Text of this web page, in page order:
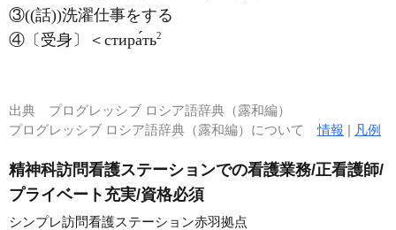
③((話))洗濯仕事をする
④〔受身〕＜стира́ть2
出典 プログレッシブ ロシア語辞典（露和編）
プログレッシブ ロシア語辞典（露和編）について情報 | 凡例
精神科訪問看護ステーションでの看護業務/正看護師/
プライベート充実/資格必須
シンプレ訪問看護ステーション赤羽拠点